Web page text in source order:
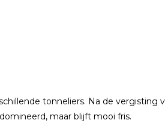
tonneliers. Na de
maar blijft mooi fris.